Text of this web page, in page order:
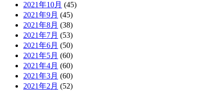
2021年10月 (45)
2021年9月 (45)
2021年8月 (38)
2021年7月 (53)
2021年6月 (50)
2021年5月 (60)
2021年4月 (60)
2021年3月 (60)
2021年2月 (52)